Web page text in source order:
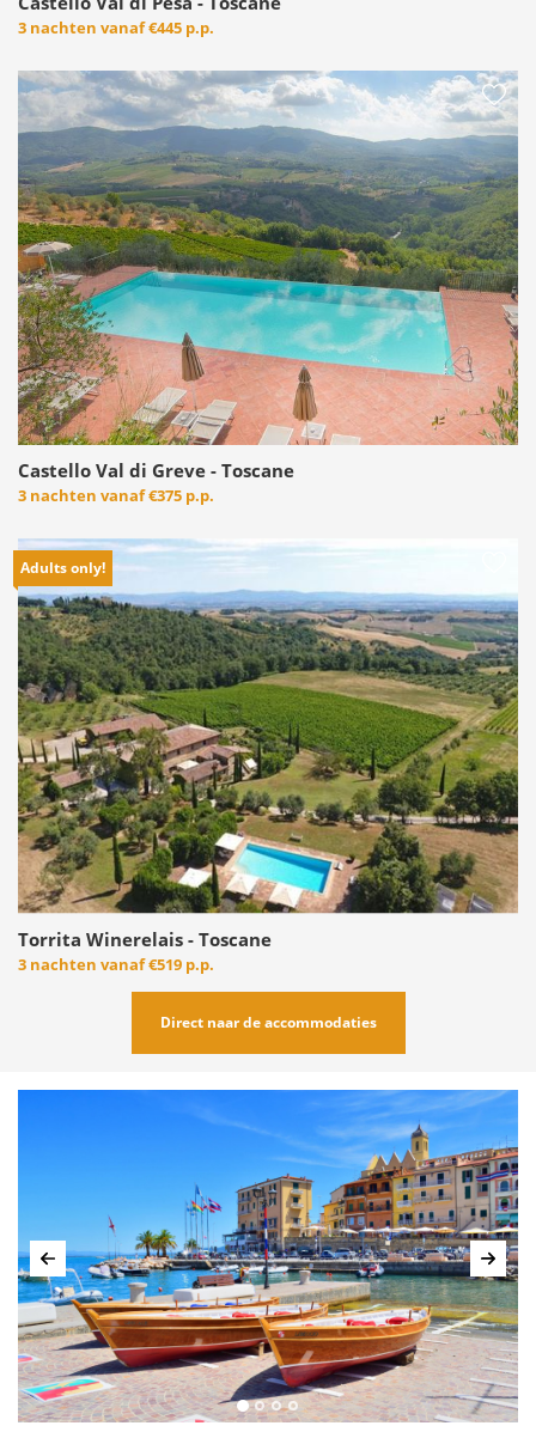
3 nachten vanaf€445 p.p.
Castello Val di Greve - Toscane
3 nachten vanaf€375 p.p.
Adults only!
Torrita Winerelais - Toscane
3 nachten vanaf€519 p.p.
Direct naar de accommodaties
Vorige